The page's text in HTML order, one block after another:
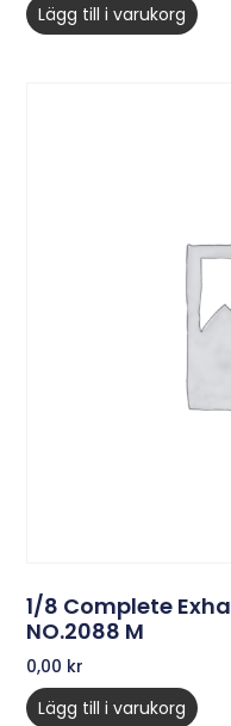
Lägg till i varukorg
1/8 Complete
NO.2088 M
0,00 kr
Lägg till i varukorg